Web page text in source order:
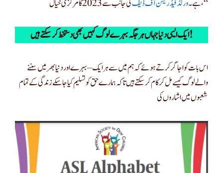
ہے۔ورلڈ فیڈریشن آف ڈیف کی جانب سے 2023 کا مرکزی خیال ، “
ایک ایسی دنیا جہاں ہر جگہ بہرے لوگ کہیں بھی دستخط کر سکتے ہیں!
اس بات کو اجاگر کرتے ہوئے کہ ہم میں سے ہر ایک – بہرے اور دنیا بھر میں سننے
والے لوگ کیسے مل کر کام کر سکتے ہیں تاکہ ہمارے حق کو تسلیم کیا جا سکے زندگی کے تمام